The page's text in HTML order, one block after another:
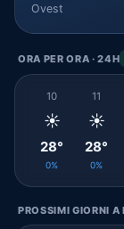
Ovest
ORA PER ORA · 24H
10
☀️
28°
0%
11
☀️
28°
0%
PROSSIMI GIORNI A